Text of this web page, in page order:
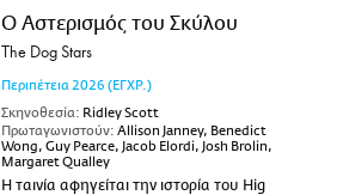
Ο Αστερισμός του Σκύλου
The Dog Stars
Περιπέτεια 2026 (ΕΓΧΡ.)
Σκηνοθεσία: Ridley Scott
Πρωταγωνιστούν: Allison Janney, Benedict
Wong, Guy Pearce, Jacob Elordi, Josh Brolin,
Margaret Qualley
Η ταινία αφηγείται την ιστορία του Hig